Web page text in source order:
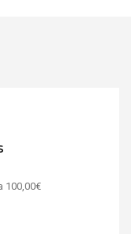
100,00€
envio